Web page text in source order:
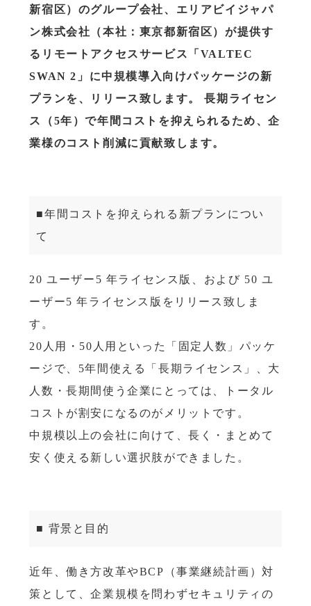
新宿区）のグループ会社、エリアビイジャパ
ン株式会社（本社：東京都新宿区）が提供す
るリモートアクセスサービス「VALTEC
SWAN 2」に中規模導入向けパッケージの新
プランを、リリース致します。 長期ライセン
ス（5年）で年間コストを抑えられるため、企
業様のコスト削減に貢献致します。
■年間コストを抑えられる新プランについ
て
20 ユーザー5 年ライセンス版、および 50 ユ
ーザー5 年ライセンス版をリリース致しま
す。
20人用・50人用といった「固定人数」パッケ
ージで、5年間使える「長期ライセンス」、大
人数・長期間使う企業にとっては、トータル
コストが割安になるのがメリットです。
中規模以上の会社に向けて、長く・まとめて
安く使える新しい選択肢ができました。
■ 背景と目的
近年、働き方改革やBCP（事業継続計画）対
策として、企業規模を問わずセキュリティの